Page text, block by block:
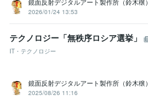
鏡面反射デジタルアート製作所（鈴木穣）
2026/01/24 13:53
テクノロジー「無秩序ロシア選挙」
IT・テクノロジー
鏡面反射デジタルアート製作所（鈴木穣）
2025/08/26 11:16